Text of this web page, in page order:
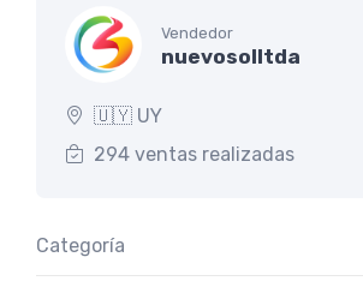
Vendedor
nuevosolltda
🇺🇾 UY
294 ventas realizadas
Categoría